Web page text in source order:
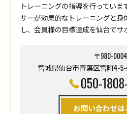
トレーニングの指導を行っていま
サーが効果的なトレーニングと
し、会員様の目標達成を仙台でサ
〒980-0004
宮城県仙台市青葉区宮町4-
050-
お問い合わせは